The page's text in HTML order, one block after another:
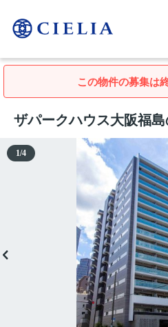
この物件の募集は
ザパークハウス大阪福
1/4